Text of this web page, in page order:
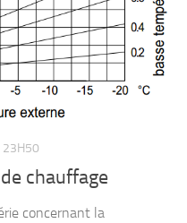
23H50
chauffage
concernant la